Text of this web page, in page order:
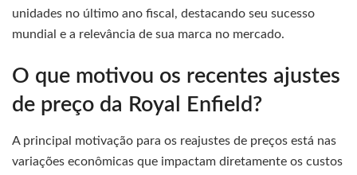
unidades no último ano fiscal, destacando seu sucesso
mundial e a relevância de sua marca no mercado.
O que motivou os recentes ajustes
de preço da Royal Enfield?
A principal motivação para os reajustes de preços está nas
variações econômicas que impactam diretamente os custos